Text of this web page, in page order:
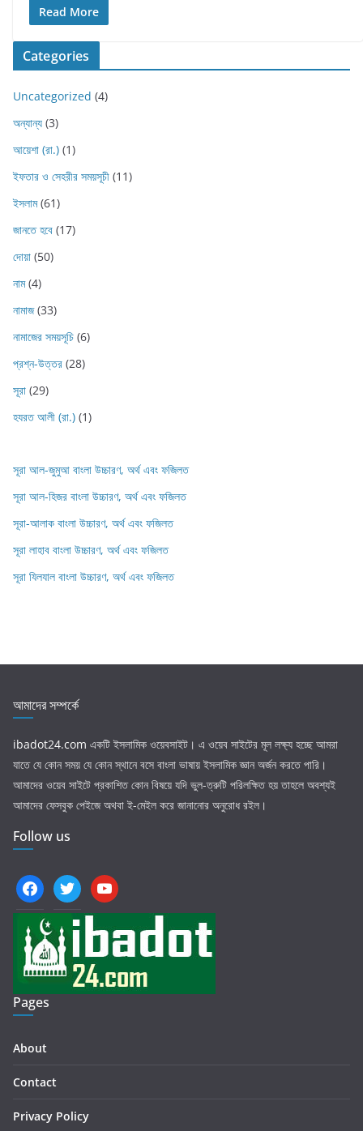
Read More
Categories
Uncategorized (4)
অন্যান্য (3)
আয়েশা (রা.) (1)
ইফতার ও সেহরীর সময়সূচী (11)
ইসলাম(61)
জানতে হবে (17)
দোয়া (50)
নাম(4)
নামাজ(33)
নামাজের সময়সূচি (6)
প্রশ্ন-উত্তর (28)
সূরা (29)
হযরত আলী (রা.) (1)
সূরা আল-জুমুআ বাংলা উচ্চারণ, অর্থ এবং ফজিলত
সূরা আল-হিজর বাংলা উচ্চারণ, অর্থ এবং ফজিলত
সূরা-আলাক বাংলা উচ্চারণ, অর্থ এবং ফজিলত
সূরা লাহাব‌‌‌ বাংলা উচ্চারণ, অর্থ এবং ফজিলত
সূরা যিলযাল বাংলা উচ্চারণ, অর্থ এবং ফজিলত
আমাদের সম্পর্কে
ibadot24.com একটি ইসলামিক ওয়েবসাইট। এ ওয়েব সাইটের মূল লক্ষ্য হচ্ছে আমরা
যাতে যে কোন সময় যে কোন স্থানে বসে বাংলা ভাষায় ইসলামিক জ্ঞান অর্জন করতে পারি।
আমাদের ওয়েব সাইটে প্রকাশিত কোন বিষয়ে যদি ভুল-ত্রুটি পরিলক্ষিত হয় তাহলে অবশ্যই
আমাদের ফেসবুক পেইজে অথবা ই-মেইল করে জানানোর অনুরোধ রইল।
Follow us
facebooktwitter youtube
Pages
About
Contact
Privacy Policy